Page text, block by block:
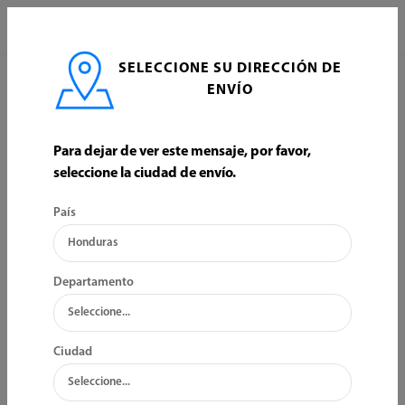
PINTURA
ORDENAR POR:
SELECCIONE SU DIRECCIÓN DE
ENVÍO
Para dejar de ver este mensaje, por favor,
seleccione la ciudad de envío.
País
Departamento
Ciudad